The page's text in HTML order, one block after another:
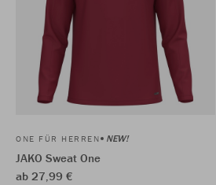
ONE FÜR HERREN NEW!
JAKO Sweat One
ab 27,99 €